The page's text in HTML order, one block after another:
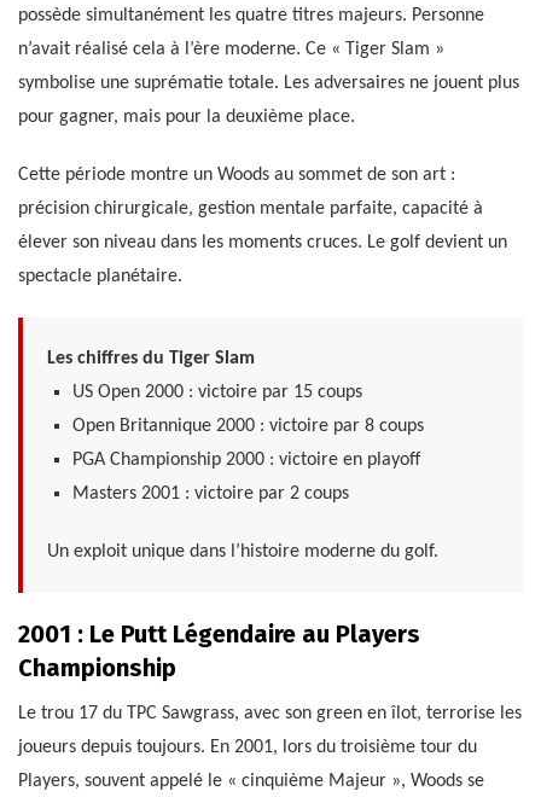
possède simultanément les quatre titres majeurs. Personne
n’avait réalisé cela à l’ère moderne. Ce « Tiger Slam »
symbolise une suprématie totale. Les adversaires ne jouent plus
pour gagner, mais pour la deuxième place.
Cette période montre un Woods au sommet de son art :
précision chirurgicale, gestion mentale parfaite, capacité à
élever son niveau dans les moments cruces. Le golf devient un
spectacle planétaire.
Les chiffres du Tiger Slam
US Open 2000 : victoire par 15 coups
Open Britannique 2000 : victoire par 8 coups
PGA Championship 2000 : victoire en playoff
Masters 2001 : victoire par 2 coups
Un exploit unique dans l’histoire moderne du golf.
2001 : Le Putt Légendaire au Players
Championship
Le trou 17 du TPC Sawgrass, avec son green en îlot, terrorise les
joueurs depuis toujours. En 2001, lors du troisième tour du
Players, souvent appelé le « cinquième Majeur », Woods se